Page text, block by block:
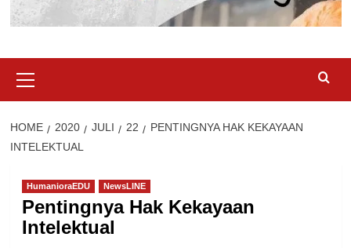
Menu
HOME 2020 JULI 22
PENTINGNYA HAK KEKAYAAN
INTELEKTUAL
HumanioraEDU NewsLINE
Pentingnya Hak Kekayaan
Intelektual